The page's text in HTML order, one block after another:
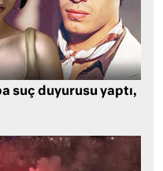
suç duyurusu yaptı,